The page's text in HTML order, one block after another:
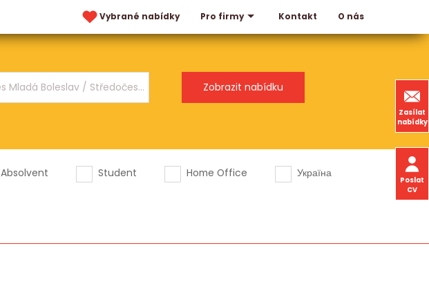
Vybrané nabídky Pro firmy Kontakt O nás
Zasílat
nabídky
Poslat
CV
Absolvent Student Home Office
Україна